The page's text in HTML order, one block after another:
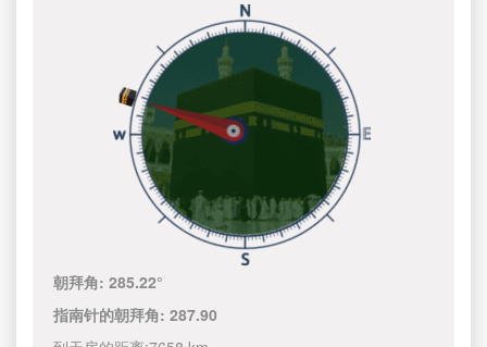
朝拜角:285.22°
指南针的朝拜角:287.90